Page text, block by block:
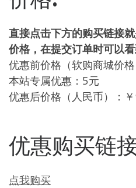
直接点击下方的购买链接
价格，在提交订单时可以
优惠前价格（软购商城价
本站专属优惠：5元
优惠后价格（人民币）：
优惠购买链
点我购买